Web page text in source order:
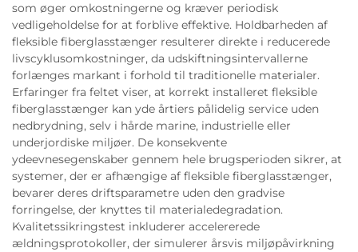
som øger omkostningerne og kræver periodisk
vedligeholdelse for at forblive effektive. Holdbarheden af
fleksible fiberglasstænger resulterer direkte i reducerede
livscyklusomkostninger, da udskiftningsintervallerne
forlænges markant i forhold til traditionelle materialer.
Erfaringer fra feltet viser, at korrekt installeret fleksible
fiberglasstænger kan yde årtiers pålidelig service uden
nedbrydning, selv i hårde marine, industrielle eller
underjordiske miljøer. De konsekvente
ydeevnesegenskaber gennem hele brugsperioden sikrer, at
systemer, der er afhængige af fleksible fiberglasstænger,
bevarer deres driftsparametre uden den gradvise
forringelse, der knyttes til materialedegradation.
Kvalitetssikringstest inkluderer accelererede
ældningsprotokoller, der simulerer årsvis miljøpåvirkning